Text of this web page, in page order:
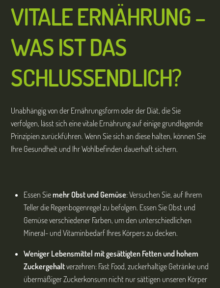
VITALE ERNÄHRUNG –
WAS IST DAS
SCHLUSSENDLICH?
Unabhängig von der Ernährungsform oder der Diät, die Sie
verfolgen, lässt sich eine vitale Ernährung auf einige grundlegende
Prinzipien zurückführen. Wenn Sie sich an diese halten, können Sie
Ihre Gesundheit und Ihr Wohlbefinden dauerhaft sichern.
Essen Siemehr Obst und Gemüse: Versuchen Sie, auf Ihrem
Teller die Regenbogenregel zu befolgen. Essen Sie Obst und
Gemüse verschiedener Farben, um den unterschiedlichen
Mineral- und Vitaminbedarf Ihres Körpers zu decken.
Weniger Lebensmittel mit gesättigten Fetten und hohem
Zuckergehaltverzehren: Fast Food, zuckerhaltige Getränke und
übermäßiger Zuckerkonsum nicht nur sättigen unseren Körper